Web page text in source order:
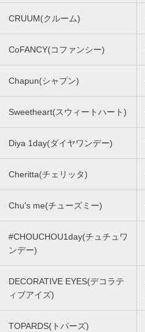
CRUUM(クルーム)
CoFANCY(コファンシー)
Chapun(シャプン)
Sweetheart(スウィートハート)
Diya 1day(ダイヤワンデー)
Cheritta(チェリッタ)
Chu's me(チューズミー)
#CHOUCHOU1day(チュチュワ
ンデー)
DECORATIVE EYES(デコラテ
ィブアイズ)
TOPARDS(トパーズ)